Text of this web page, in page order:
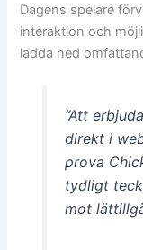
Dagens spelare
interaktion och
ladda ned
“Att
direkt i
prova
tydligt
mot